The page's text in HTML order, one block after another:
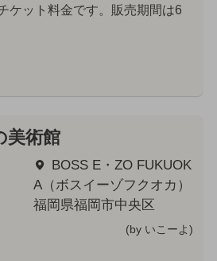
ケット料金です。販売期間は6
美術館
BOSS E・ZO FUKUOK
A（ボスイーゾフクオカ）
福岡県福岡市中央区
(by いこーよ)